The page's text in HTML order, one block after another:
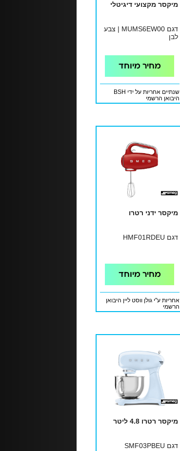
מיקסר מקצועי דיגיטלי
דגם MUMS6EW00 | צבע
לבן
מחיר מיוחד
שנתיים אחריות על ידי BSH
היבואן הרשמי
מיקסר ידני רטרו
דגם HMF01RDEU
מחיר מיוחד
אחריות ע"י גולן ווסט ליין היבואן
הרשמי
מיקסר רטרו 4.8 ליטר
דגם SMF03PBEU